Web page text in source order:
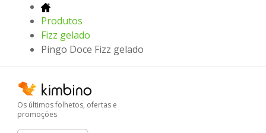
Produtos
Fizz gelado
Pingo Doce Fizz gelado
Os últimos folhetos, ofertas e
promoções